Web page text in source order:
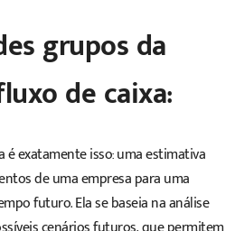
grupos da
de caixa:
é exatamente isso: uma estimativa
de uma empresa para uma
futuro. Ela se baseia na análise